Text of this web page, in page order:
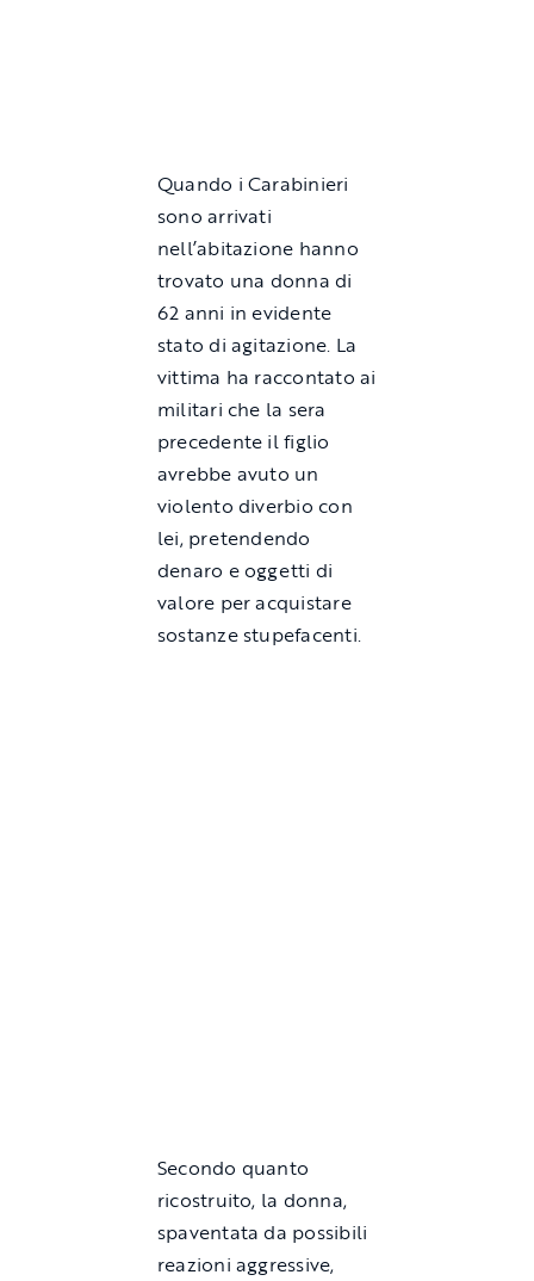
Quando i Carabinieri
sono arrivati
nell’abitazione hanno
trovato una donna di
62 anni in evidente
stato di agitazione. La
vittima ha raccontato ai
militari che la sera
precedente il figlio
avrebbe avuto un
violento diverbio con
lei, pretendendo
denaro e oggetti di
valore per acquistare
sostanze stupefacenti.
Secondo quanto
ricostruito, la donna,
spaventata da possibili
reazioni aggressive,